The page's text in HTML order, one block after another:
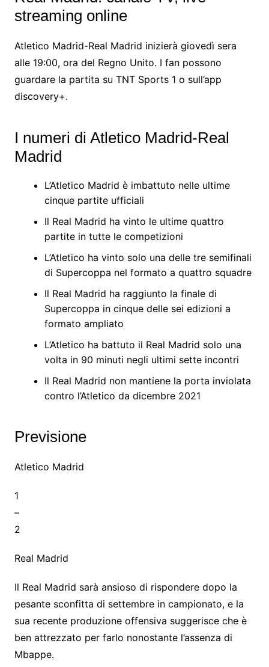
streaming online
Atletico Madrid-Real Madrid inizierà giovedì sera
alle 19:00, ora del Regno Unito. I fan possono
guardare la partita su TNT Sports 1 o sull’app
discovery+.
I numeri di Atletico Madrid-Real
Madrid
L’Atletico Madrid è imbattuto nelle ultime
cinque partite ufficiali
Il Real Madrid ha vinto le ultime quattro
partite in tutte le competizioni
L’Atletico ha vinto solo una delle tre semifinali
di Supercoppa nel formato a quattro squadre
Il Real Madrid ha raggiunto la finale di
Supercoppa in cinque delle sei edizioni a
formato ampliato
L’Atletico ha battuto il Real Madrid solo una
volta in 90 minuti negli ultimi sette incontri
Il Real Madrid non mantiene la porta inviolata
contro l’Atletico da dicembre 2021
Previsione
Atletico Madrid
1
–
2
Real Madrid
Il Real Madrid sarà ansioso di rispondere dopo la
pesante sconfitta di settembre in campionato, e la
sua recente produzione offensiva suggerisce che è
ben attrezzato per farlo nonostante l’assenza di
Mbappe.